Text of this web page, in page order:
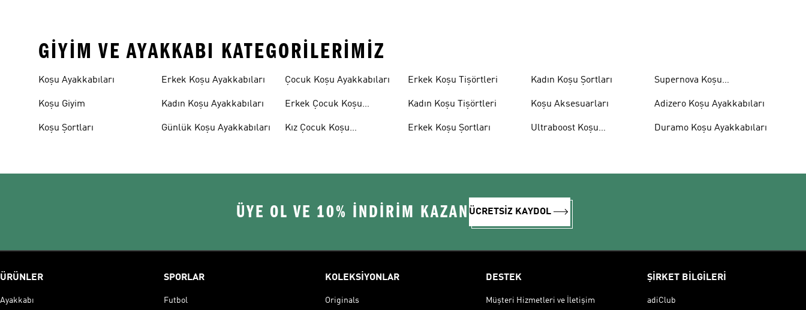
GIYIM VE AYAKKABI KATEGORILERIMIZ
Koşu Ayakkabıları
Koşu Giyim
Koşu Şortları
Erkek Koşu Ayakkabıları
Kadın Koşu Ayakkabıları
Günlük Koşu Ayakkabıları
Çocuk Koşu Ayakkabıları
Erkek Çocuk Koşu
Kız Çocuk Koşu
Erkek Koşu Tişörtleri
Kadın Koşu Tişörtleri
Erkek Koşu Şortları
Kadın Koşu Şortları
Koşu Aksesuarları
Ultraboost Koşu
Supernova Koşu
Adizero Koşu Ayakkabıları
Duramo Koşu Ayakkabıları
ÜYE OL VE 10% İNDİRİM KAZAN ÜCRETSİZ KAYDOL
ÜRÜNLER
Ayakkabı
SPORLAR
Futbol
KOLEKSİYONLAR
Originals
DESTEK
Müşteri Hizmetleri ve İletişim
ŞİRKET BİLGİLERİ
adiClub